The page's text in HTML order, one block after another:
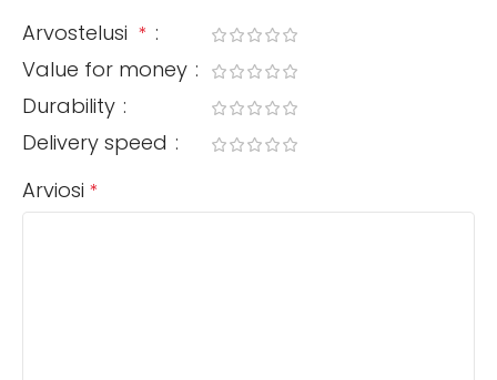
Arvostelusi *
Value for money
Durability
Delivery speed
Arviosi *